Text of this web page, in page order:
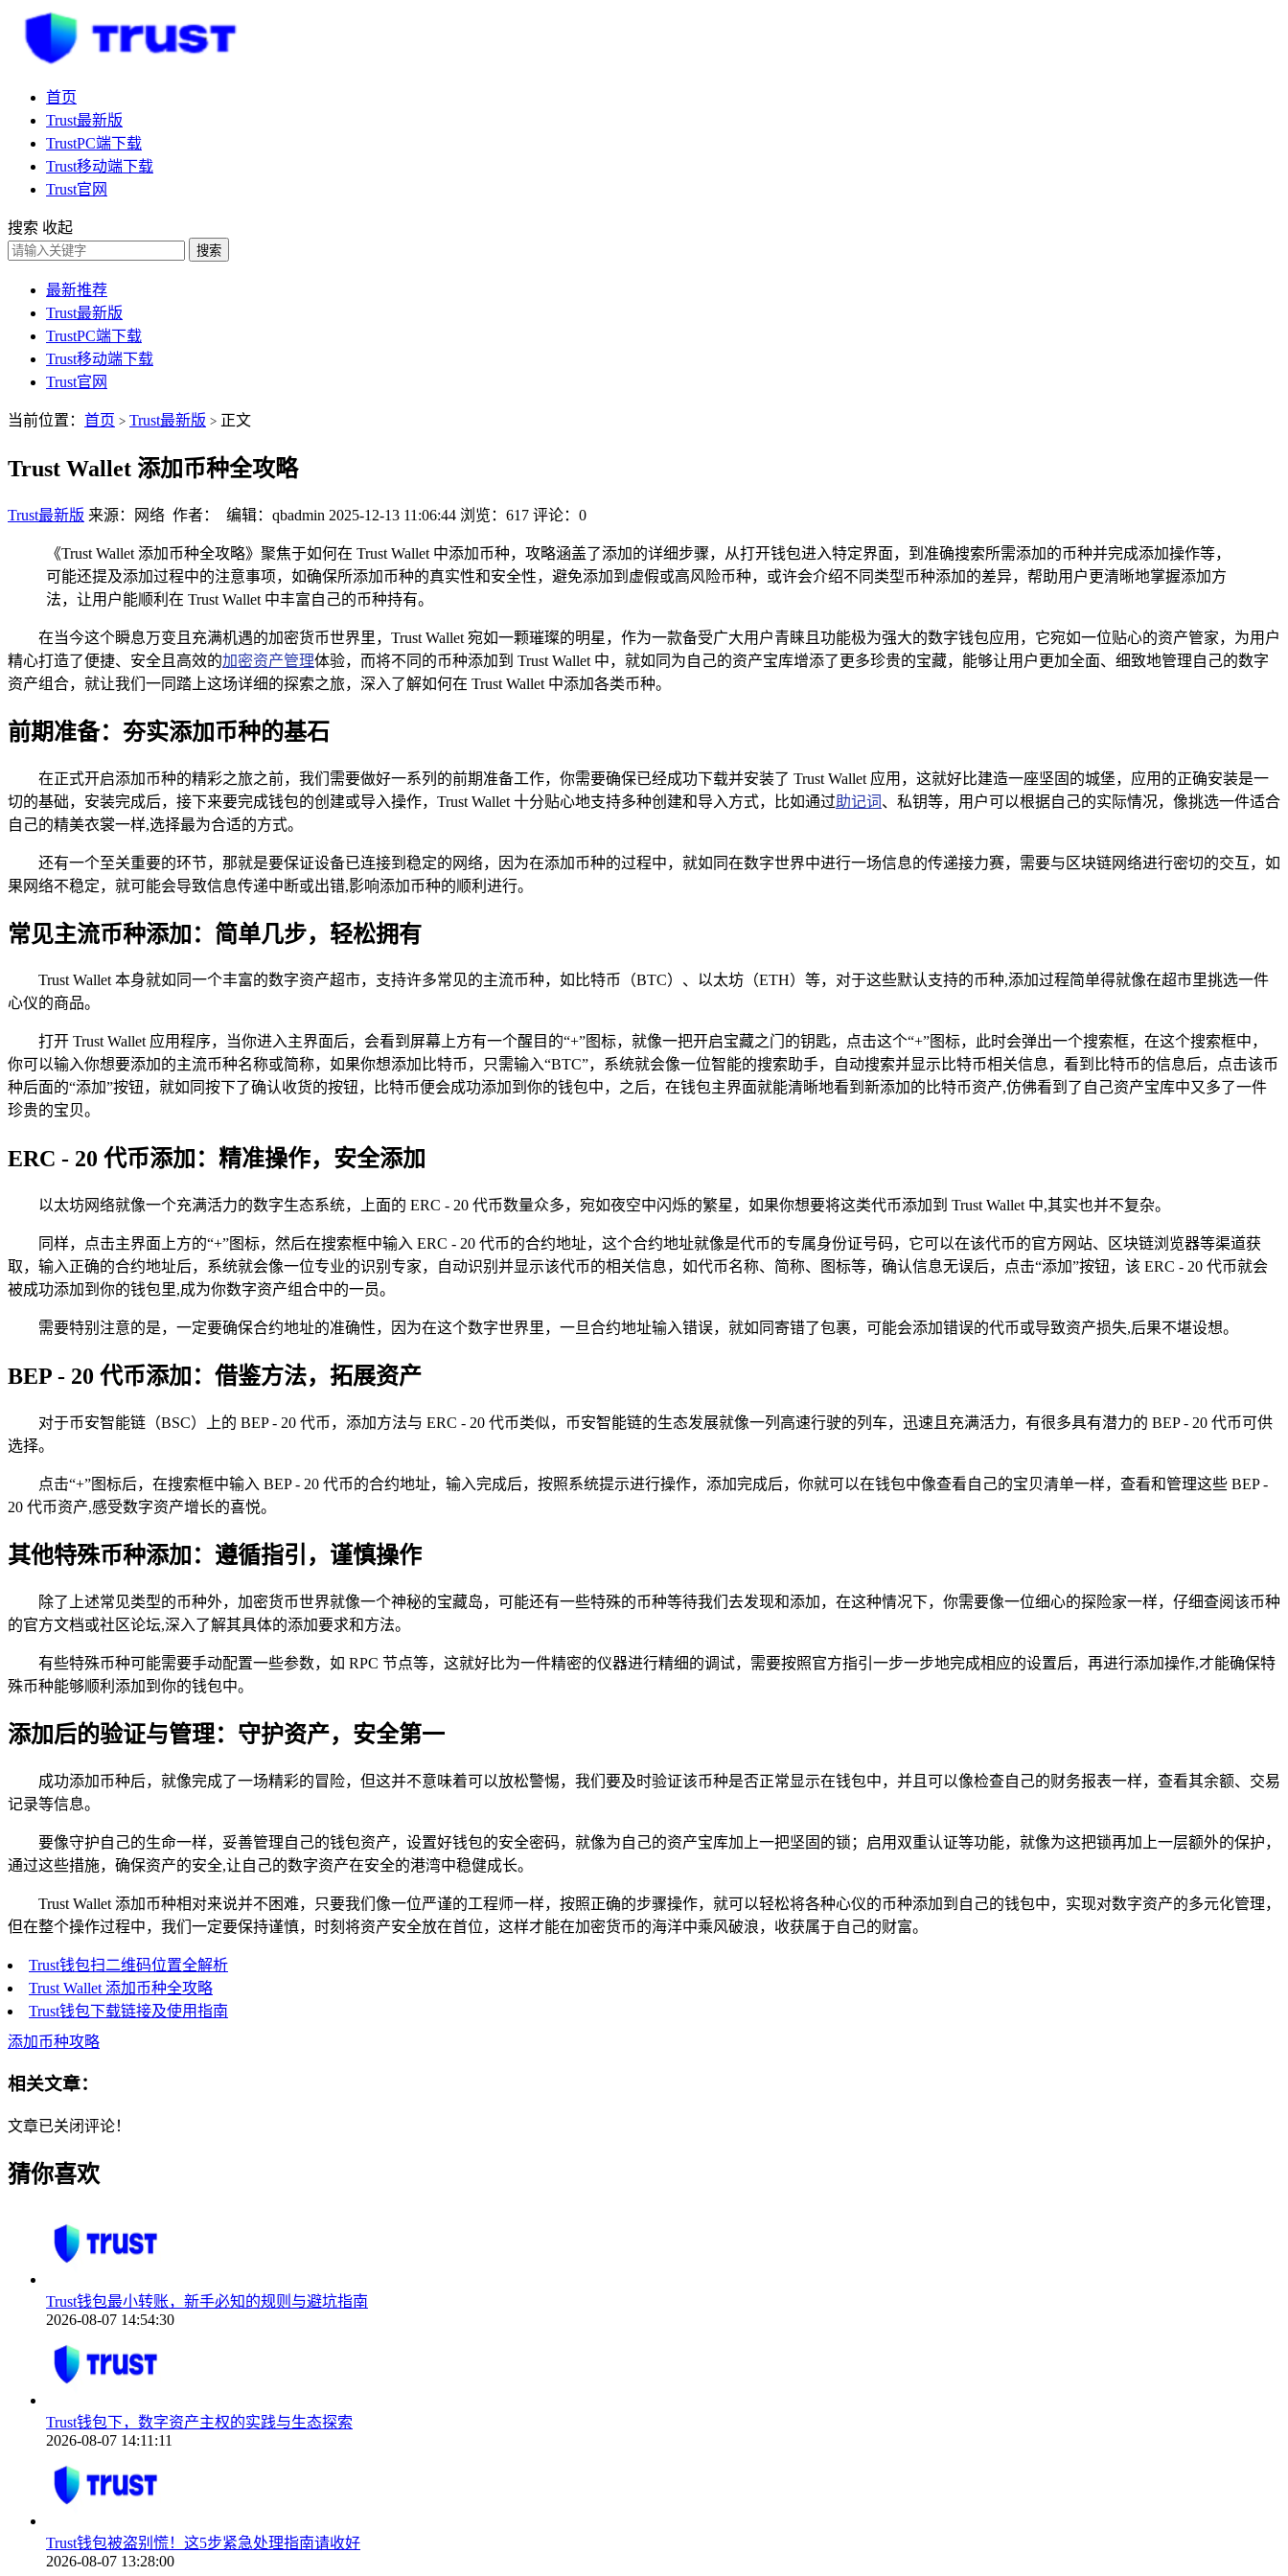
首页
Trust最新版
TrustPC端下载
Trust移动端下载
Trust官网
搜索 收起
搜索
最新推荐
Trust最新版
TrustPC端下载
Trust移动端下载
Trust官网
当前位置： 首页 > Trust最新版 > 正文
Trust Wallet 添加币种全攻略
Trust最新版 来源：网络 作者： 编辑：qbadmin 2025-12-13 11:06:44 浏览：617 评论：0
《Trust Wallet 添加币种全攻略》聚焦于如何在 Trust Wallet 中添加币种，攻略涵盖了添加的详细步骤，从打开钱包进入特定界面，到准确搜索所需添加的币种并完成添加操作等，
可能还提及添加过程中的注意事项，如确保所添加币种的真实性和安全性，避免添加到虚假或高风险币种，或许会介绍不同类型币种添加的差异，帮助用户更清晰地掌握添加方
法，让用户能顺利在 Trust Wallet 中丰富自己的币种持有。
在当今这个瞬息万变且充满机遇的加密货币世界里，Trust Wallet 宛如一颗璀璨的明星，作为一款备受广大用户青睐且功能极为强大的数字钱包应用，它宛如一位贴心的资产管家，为用户
精心打造了便捷、安全且高效的加密资产管理体验，而将不同的币种添加到 Trust Wallet 中，就如同为自己的资产宝库增添了更多珍贵的宝藏，能够让用户更加全面、细致地管理自己的数字
资产组合，就让我们一同踏上这场详细的探索之旅，深入了解如何在 Trust Wallet 中添加各类币种。
前期准备：夯实添加币种的基石
在正式开启添加币种的精彩之旅之前，我们需要做好一系列的前期准备工作，你需要确保已经成功下载并安装了 Trust Wallet 应用，这就好比建造一座坚固的城堡，应用的正确安装是一
切的基础，安装完成后，接下来要完成钱包的创建或导入操作，Trust Wallet 十分贴心地支持多种创建和导入方式，比如通过助记词 、私钥等，用户可以根据自己的实际情况，像挑选一件适合
自己的精美衣裳一样,选择最为合适的方式。
还有一个至关重要的环节，那就是要保证设备已连接到稳定的网络，因为在添加币种的过程中，就如同在数字世界中进行一场信息的传递接力赛，需要与区块链网络进行密切的交互，如
果网络不稳定，就可能会导致信息传递中断或出错,影响添加币种的顺利进行。
常见主流币种添加：简单几步，轻松拥有
Trust Wallet 本身就如同一个丰富的数字资产超市，支持许多常见的主流币种，如比特币（BTC）、以太坊（ETH）等，对于这些默认支持的币种,添加过程简单得就像在超市里挑选一件
心仪的商品。
打开 Trust Wallet 应用程序，当你进入主界面后，会看到屏幕上方有一个醒目的“+”图标，就像一把开启宝藏之门的钥匙，点击这个“+”图标，此时会弹出一个搜索框，在这个搜索框中，
你可以输入你想要添加的主流币种名称或简称，如果你想添加比特币，只需输入“BTC”，系统就会像一位智能的搜索助手，自动搜索并显示比特币相关信息，看到比特币的信息后，点击该币
种后面的“添加”按钮，就如同按下了确认收货的按钮，比特币便会成功添加到你的钱包中，之后，在钱包主界面就能清晰地看到新添加的比特币资产,仿佛看到了自己资产宝库中又多了一件
珍贵的宝贝。
ERC - 20 代币添加：精准操作，安全添加
以太坊网络就像一个充满活力的数字生态系统，上面的 ERC - 20 代币数量众多，宛如夜空中闪烁的繁星，如果你想要将这类代币添加到 Trust Wallet 中,其实也并不复杂。
同样，点击主界面上方的“+”图标，然后在搜索框中输入 ERC - 20 代币的合约地址，这个合约地址就像是代币的专属身份证号码，它可以在该代币的官方网站、区块链浏览器等渠道获
取，输入正确的合约地址后，系统就会像一位专业的识别专家，自动识别并显示该代币的相关信息，如代币名称、简称、图标等，确认信息无误后，点击“添加”按钮，该 ERC - 20 代币就会
被成功添加到你的钱包里,成为你数字资产组合中的一员。
需要特别注意的是，一定要确保合约地址的准确性，因为在这个数字世界里，一旦合约地址输入错误，就如同寄错了包裹，可能会添加错误的代币或导致资产损失,后果不堪设想。
BEP - 20 代币添加：借鉴方法，拓展资产
对于币安智能链（BSC）上的 BEP - 20 代币，添加方法与 ERC - 20 代币类似，币安智能链的生态发展就像一列高速行驶的列车，迅速且充满活力，有很多具有潜力的 BEP - 20 代币可供
选择。
点击“+”图标后，在搜索框中输入 BEP - 20 代币的合约地址，输入完成后，按照系统提示进行操作，添加完成后，你就可以在钱包中像查看自己的宝贝清单一样，查看和管理这些 BEP -
20 代币资产,感受数字资产增长的喜悦。
其他特殊币种添加：遵循指引，谨慎操作
除了上述常见类型的币种外，加密货币世界就像一个神秘的宝藏岛，可能还有一些特殊的币种等待我们去发现和添加，在这种情况下，你需要像一位细心的探险家一样，仔细查阅该币种
的官方文档或社区论坛,深入了解其具体的添加要求和方法。
有些特殊币种可能需要手动配置一些参数，如 RPC 节点等，这就好比为一件精密的仪器进行精细的调试，需要按照官方指引一步一步地完成相应的设置后，再进行添加操作,才能确保特
殊币种能够顺利添加到你的钱包中。
添加后的验证与管理：守护资产，安全第一
成功添加币种后，就像完成了一场精彩的冒险，但这并不意味着可以放松警惕，我们要及时验证该币种是否正常显示在钱包中，并且可以像检查自己的财务报表一样，查看其余额、交易
记录等信息。
要像守护自己的生命一样，妥善管理自己的钱包资产，设置好钱包的安全密码，就像为自己的资产宝库加上一把坚固的锁；启用双重认证等功能，就像为这把锁再加上一层额外的保护，
通过这些措施，确保资产的安全,让自己的数字资产在安全的港湾中稳健成长。
Trust Wallet 添加币种相对来说并不困难，只要我们像一位严谨的工程师一样，按照正确的步骤操作，就可以轻松将各种心仪的币种添加到自己的钱包中，实现对数字资产的多元化管理，
但在整个操作过程中，我们一定要保持谨慎，时刻将资产安全放在首位，这样才能在加密货币的海洋中乘风破浪，收获属于自己的财富。
Trust钱包扫二维码位置全解析
Trust Wallet 添加币种全攻略
Trust钱包下载链接及使用指南
添加币种攻略
相关文章：
文章已关闭评论！
猜你喜欢
Trust钱包最小转账，新手必知的规则与避坑指南
2026-08-07 14:54:30
Trust钱包下，数字资产主权的实践与生态探索
2026-08-07 14:11:11
Trust钱包被盗别慌！这5步紧急处理指南请收好
2026-08-07 13:28:00